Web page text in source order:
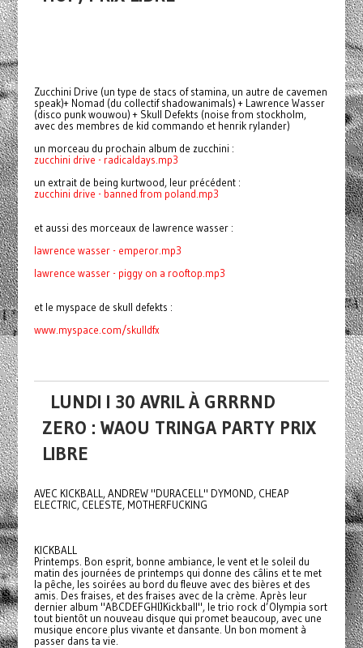
Zucchini Drive (un type de stacs of stamina, un autre de cavemen
speak)+ Nomad (du collectif shadowanimals) + Lawrence Wasser
(disco punk wouwou) + Skull Defekts (noise from stockholm,
avec des membres de kid commando et henrik rylander)
un morceau du prochain album de zucchini :
zucchini drive - radicaldays.mp3
un extrait de being kurtwood, leur précédent :
zucchini drive - banned from poland.mp3
et aussi des morceaux de lawrence wasser :
lawrence wasser - emperor.mp3
lawrence wasser - piggy on a rooftop.mp3
et le myspace de skull defekts :
www.myspace.com/skulldfx
LUNDI I 30 AVRIL À GRRRND
ZERO : WAOU TRINGA PARTY PRIX
LIBRE
AVEC KICKBALL, ANDREW "DURACELL" DYMOND, CHEAP
ELECTRIC, CELESTE, MOTHERFUCKING
KICKBALL
Printemps. Bon esprit, bonne ambiance, le vent et le soleil du
matin des journées de printemps qui donne des câlins et te met
la pêche, les soirées au bord du fleuve avec des bières et des
amis. Des fraises, et des fraises avec de la crème. Après leur
dernier album "ABCDEFGHIJKickball", le trio rock d’Olympia sort
tout bientôt un nouveau disque qui promet beaucoup, avec une
musique encore plus vivante et dansante. Un bon moment à
passer dans ta vie.